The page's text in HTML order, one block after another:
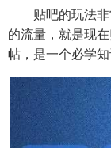
贴吧的玩法非
的流量，就是现
帖，是一个必学